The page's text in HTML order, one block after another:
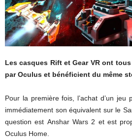
Les casques Rift et Gear VR ont
par Oculus et bénéficient du même
Pour la première fois, l’achat d’un jeu
immédiatement son équivalent sur le
question est Anshar Wars 2 et est
Oculus Home.